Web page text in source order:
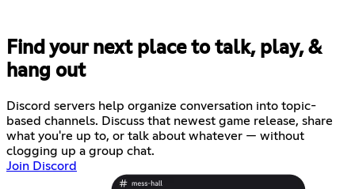
Find your next place to talk, play, &
hang out
Discord servers help organize conversation into topic-
based channels. Discuss that newest game release, share
what you're up to, or talk about whatever — without
clogging up a group chat.
Join Discord